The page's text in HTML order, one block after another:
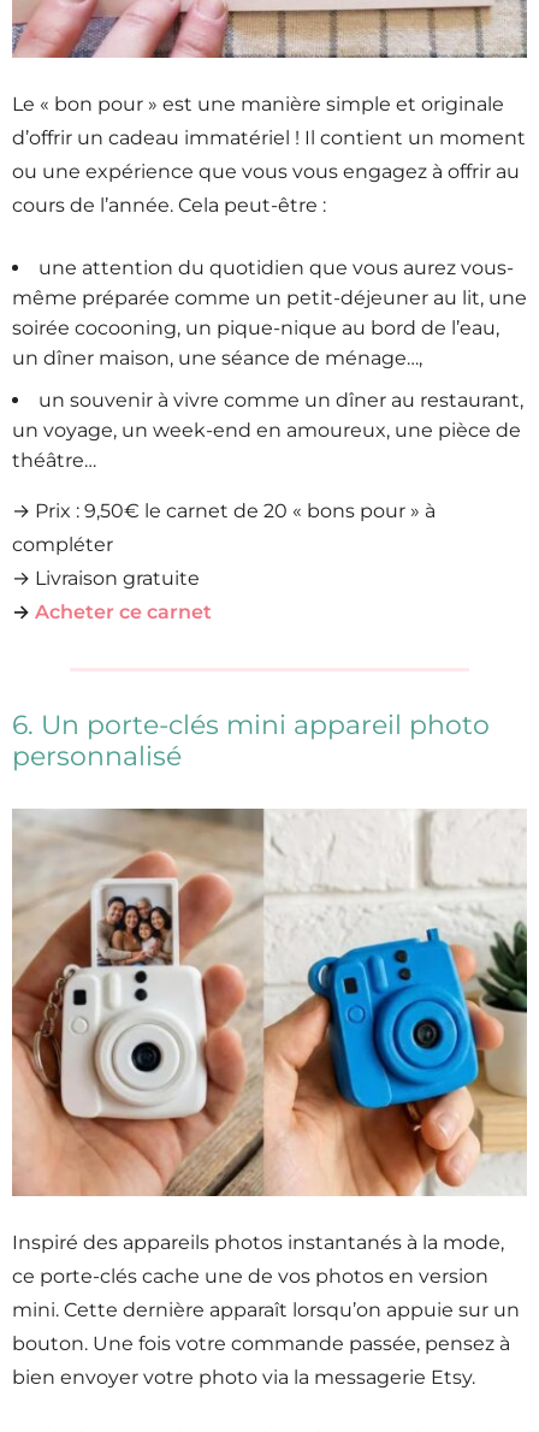
Le « bon pour » est une manière simple et originale
d’offrir un cadeau immatériel ! Il contient un moment
ou une expérience que vous vous engagez à offrir au
cours de l’année. Cela peut-être :
une attention du quotidien que vous aurez vous-
même préparée comme un petit-déjeuner au lit, une
soirée cocooning, un pique-nique au bord de l’eau,
un dîner maison, une séance de ménage…,
un souvenir à vivre comme un dîner au restaurant,
un voyage, un week-end en amoureux, une pièce de
théâtre…
→ Prix : 9,50€ le carnet de 20 « bons pour » à
compléter
→ Livraison gratuite
→ Acheter ce carnet
6. Un porte-clés mini appareil photo
personnalisé
Inspiré des appareils photos instantanés à la mode,
ce porte-clés cache une de vos photos en version
mini. Cette dernière apparaît lorsqu’on appuie sur un
bouton. Une fois votre commande passée, pensez à
bien envoyer votre photo via la messagerie Etsy.